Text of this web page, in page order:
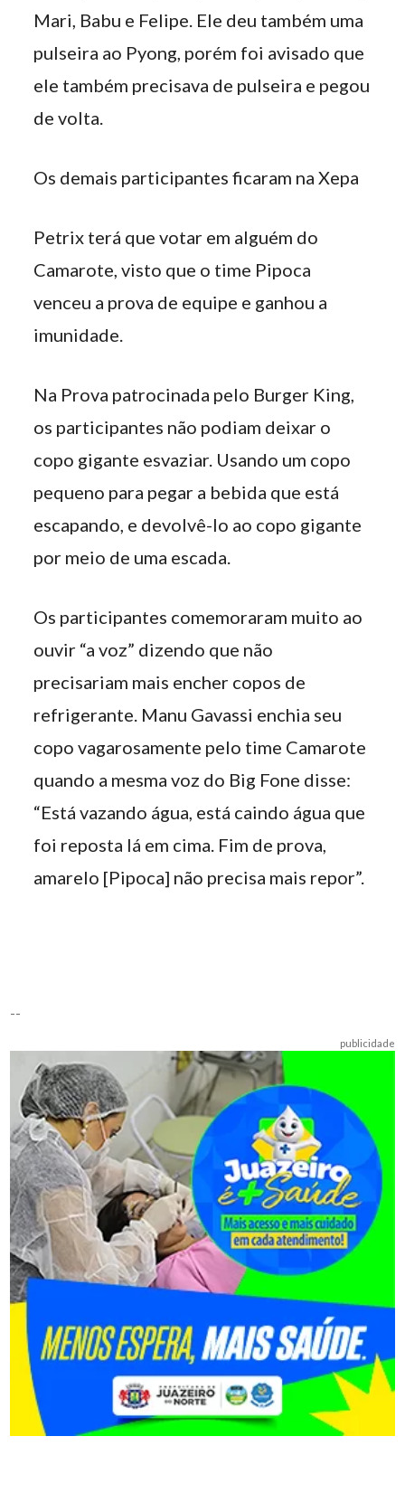
Mari, Babu e Felipe. Ele deu também uma
pulseira ao Pyong, porém foi avisado que
ele também precisava de pulseira e pegou
de volta.
Os demais participantes ficaram na Xepa
Petrix terá que votar em alguém do
Camarote, visto que o time Pipoca
venceu a prova de equipe e ganhou a
imunidade.
Na Prova patrocinada pelo Burger King,
os participantes não podiam deixar o
copo gigante esvaziar. Usando um copo
pequeno para pegar a bebida que está
escapando, e devolvê-lo ao copo gigante
por meio de uma escada.
Os participantes comemoraram muito ao
ouvir “a voz” dizendo que não
precisariam mais encher copos de
refrigerante. Manu Gavassi enchia seu
copo vagarosamente pelo time Camarote
quando a mesma voz do Big Fone disse:
“Está vazando água, está caindo água que
foi reposta lá em cima. Fim de prova,
amarelo [Pipoca] não precisa mais repor”.
--
publicidade